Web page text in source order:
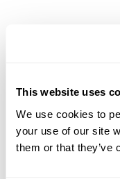
This website uses
We use cookies to
your use of our site
them or that they’ve